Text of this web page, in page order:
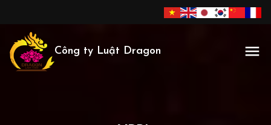
Công ty Luật Dragon